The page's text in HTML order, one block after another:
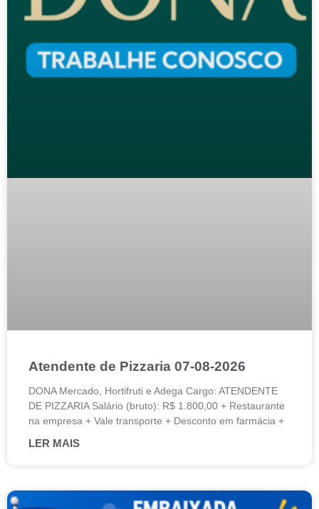
Atendente de Pizzaria 07-08-2026
DONA Mercado, Hortifruti e Adega Cargo: ATENDENTE
DE PIZZARIA Salário (bruto): R$ 1.800,00 + Restaurante
na empresa + Vale transporte + Desconto em farmácia +
LER MAIS